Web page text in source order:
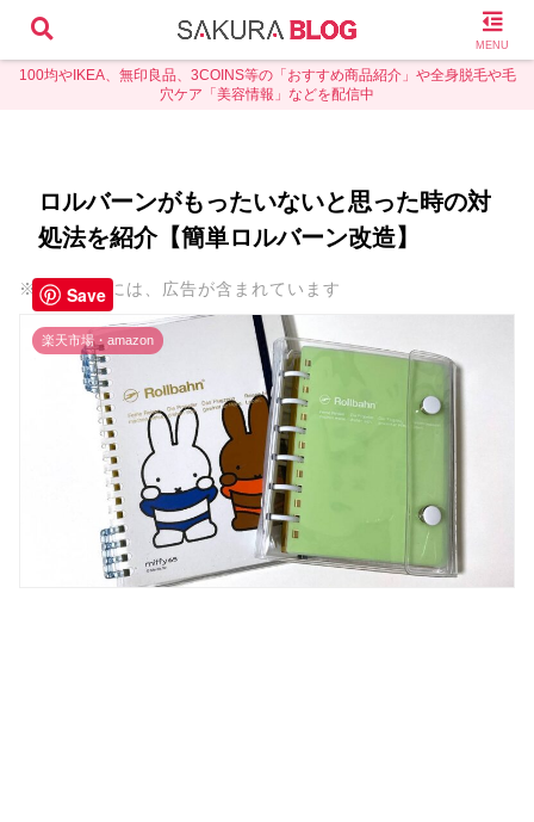
100均やIKEA、無印良品、3COINS等の「おすすめ商品紹介」や全身脱毛や毛
穴ケア「美容情報」などを配信中
ロルバーンがもったいないと思った時の対
処法を紹介【簡単ロルバーン改造】
※本ページには、広告が含まれています
楽天市場・amazon
MENU
Save